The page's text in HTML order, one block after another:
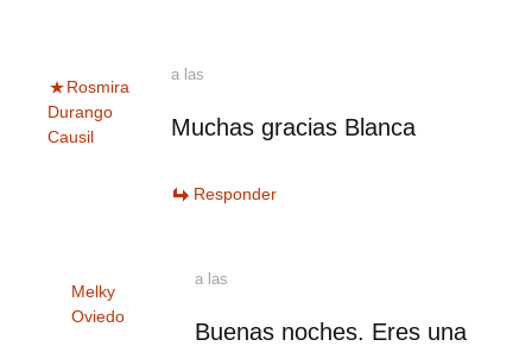
Rosmira
Durango
Causil
a las
Muchas gracias Blanca
Responder
Melky
Oviedo
a las
Buenas noches. Eres una